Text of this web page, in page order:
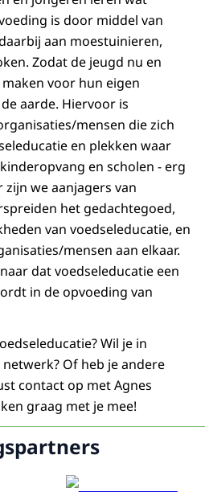
is door middel van
aan moestuinieren,
Zodat de jeugd nu en
voor hun eigen
aarde. Hiervoor is
mensen die zich
en plekken waar
en scholen - erg
we aanjagers van
het gedachtegoed,
van voedseleducatie, en
mensen aan elkaar.
dat voedseleducatie een
in de opvoeding van
Wil je in
Of heb je andere
contact op met Agnes
graag met je mee!